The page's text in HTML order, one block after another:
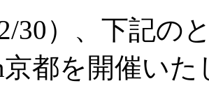
30）、下記の
都を開催いた